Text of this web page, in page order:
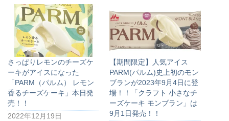
さっぱりレモンのチーズケ
ーキがアイスになった
「PARM（パルム） レモン
香るチーズケーキ」本日発
売！！
2022年12月19日
【期間限定】人気アイス
PARM(パルム)史上初のモン
ブランが2023年9月4日に登
場！！「クラフト 小さなチ
ーズケーキ モンブラン」は
9月1日発売！！